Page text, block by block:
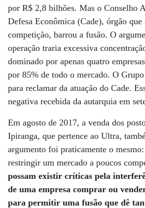
por R$ 2,8 bilhões. Mas o Conselho
Defesa Econômica (Cade), órgão que
competição, barrou a fusão. O
operação traria excessiva
dominado por apenas quatro
por 85% de todo o mercado. O
para reclamar da atuação do Cade.
negativa recebida da autarquia em
Em agosto de 2017, a venda dos
Ipiranga, que pertence ao Ultra,
argumento foi praticamente o
restringir um mercado a poucos
possam existir críticas pela
de uma empresa comprar ou
para permitir uma fusão que dê